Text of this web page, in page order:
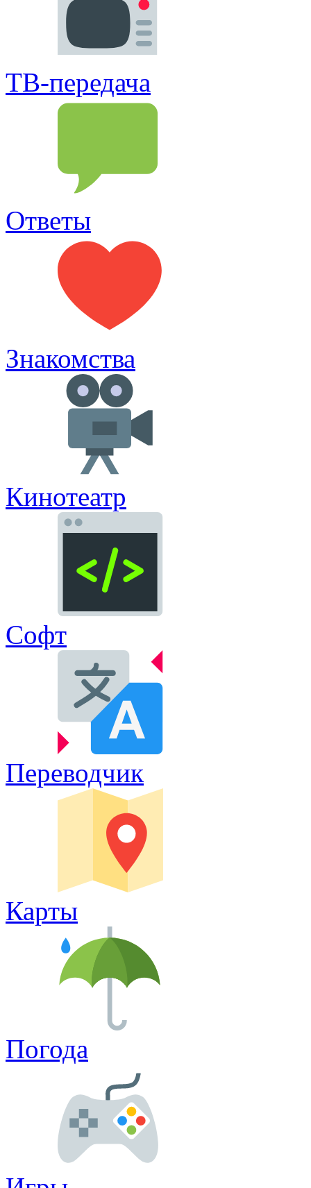
ТВ-передача
Ответы
Знакомства
Кинотеатр
Софт
Переводчик
Карты
Погода